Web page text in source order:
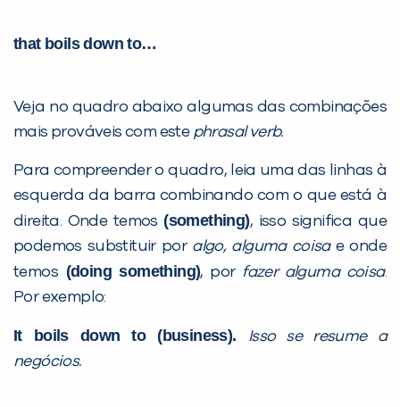
that boils down to…
Veja no quadro abaixo algumas das combinações
mais prováveis com este phrasal verb.
Para compreender o quadro, leia uma das linhas à
esquerda da barra combinando com o que está à
direita. Onde temos (something), isso significa que
podemos substituir por algo, alguma coisae onde
temos (doing something), por fazer alguma coisa.
Por exemplo:
It boils down to (business).
Isso se resume a
negócios.
inFlux nesta cidade ou bairro que
você digitou.
Preencha com seus dados abaixo e